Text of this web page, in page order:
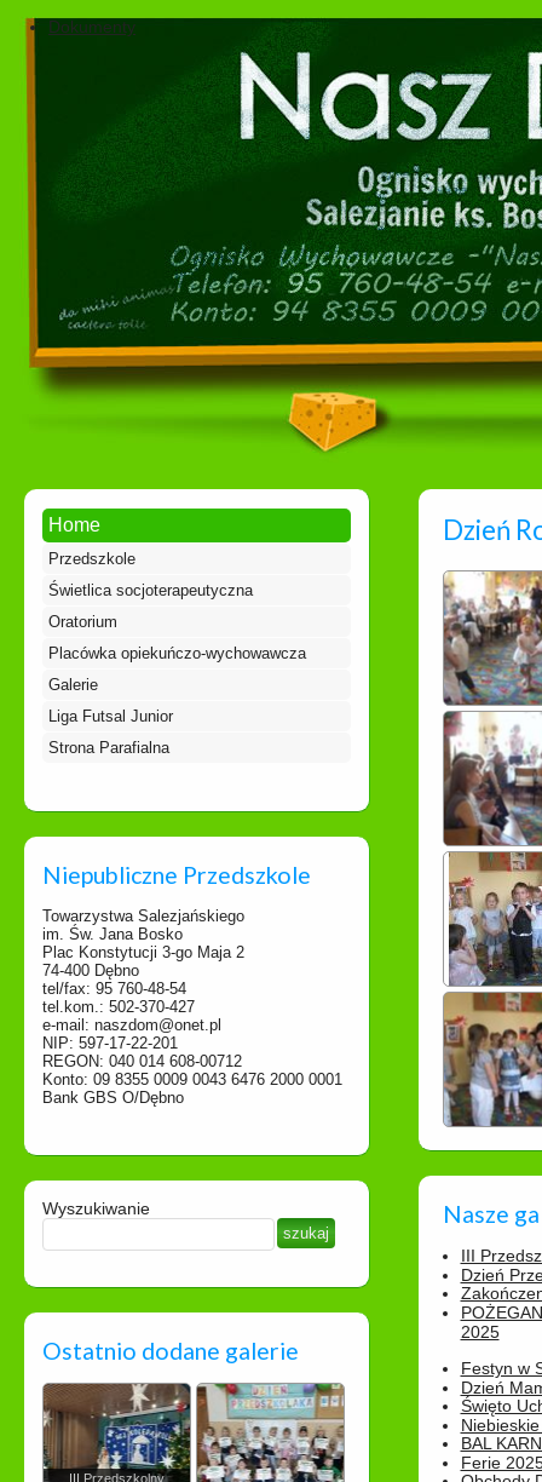
Dokumenty
Home
Przedszkole
Świetlica socjoterapeutyczna
Oratorium
Placówka opiekuńczo-wychowawcza
Galerie
Liga Futsal Junior
Strona Parafialna
Niepubliczne Przedszkole
Towarzystwa Salezjańskiego
im. Św. Jana Bosko
Plac Konstytucji 3-go Maja 2
74-400 Dębno
tel/fax: 95 760-48-54
tel.kom.: 502-370-427
e-mail: naszdom@onet.pl
NIP: 597-17-22-201
REGON: 040 014 608-00712
Konto: 09 8355 0009 0043 6476 2000 0001
Bank GBS O/Dębno
Wyszukiwanie
Ostatnio dodane galerie
III Przedszkolny
Dzień
Nasze
III
Dzień
2025
Festyn w
Dzień
Święto
BAL
Ferie